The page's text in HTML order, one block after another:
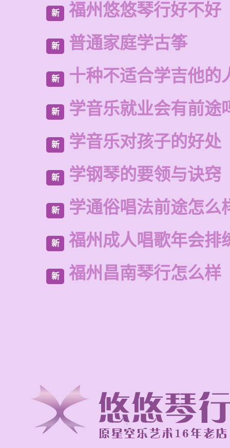
新 福州悠悠琴行好不好
新 普通家庭学古筝
新 十种不适合学吉他的
新 学音乐就业会有前途
新 学音乐对孩子的好处
新 学钢琴的要领与诀窍
新 学通俗唱法前途怎么
新 福州成人唱歌年会排
新 福州昌南琴行怎么样